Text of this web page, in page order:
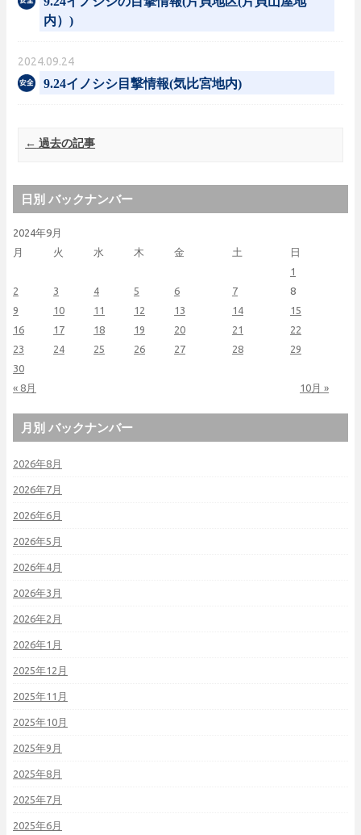
内）)
2024.09.24
9.24イノシシ目撃情報(気比宮地内)
Post navigation
← 過去の記事
日別 バックナンバー
2024年9月
月
火 水 木 金 土 日
« 8月 10月 »
1
2
3 4 5 6 7
8
9
10 11 12 13 14
15
16
17 18 19 20 21
22
23
24 25 26 27 28
29
30
月別 バックナンバー
2026年8月
2026年7月
2026年6月
2026年5月
2026年4月
2026年3月
2026年2月
2026年1月
2025年12月
2025年11月
2025年10月
2025年9月
2025年8月
2025年7月
2025年6月